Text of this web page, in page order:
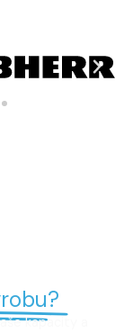
kapacity a